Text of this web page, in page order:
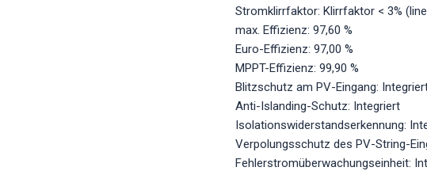
Stromklirrfaktor: Klirrfaktor < 3%
max. Effizienz: 97,60 %
Euro-Effizienz: 97,00 %
MPPT-Effizienz: 99,90 %
Blitzschutz am PV-Eingang:
Anti-Islanding-Schutz: Integriert
Isolationswiderstandserkennung:
Verpolungsschutz des PV-String-
Fehlerstromüberwachungseinheit: